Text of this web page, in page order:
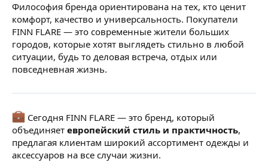
Философия бренда ориентирована на тех, кто ценит
комфорт, качество и универсальность. Покупатели
FINN FLARE — это современные жители больших
городов, которые хотят выглядеть стильно в любой
ситуации, будь то деловая встреча, отдых или
повседневная жизнь.
Сегодня FINN FLARE — это бренд, который
объединяет европейский стиль и практичность,
предлагая клиентам широкий ассортимент одежды и
аксессуаров на все случаи жизни.